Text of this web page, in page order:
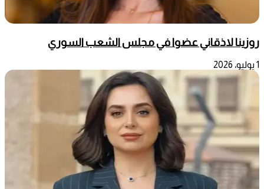
روزينا لاذقاني عضوا في مجلس الشعب السوري
1 يوليو، 2026